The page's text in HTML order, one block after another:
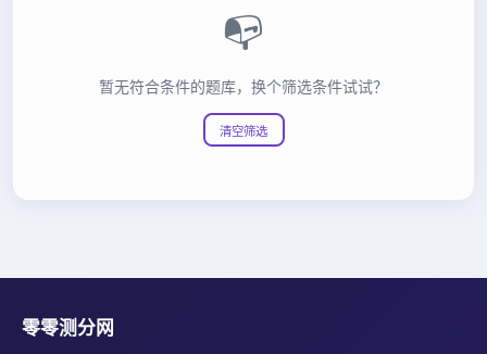
📭
暂无符合条件的题库，换个筛选条件试试？
清空筛选
零零测分网